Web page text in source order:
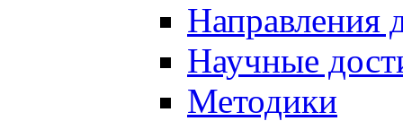
Направления
Научные
Методики